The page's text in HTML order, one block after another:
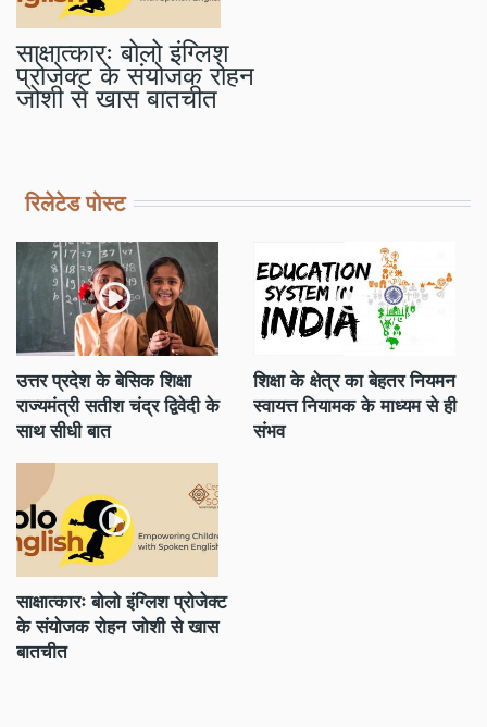
साक्षात्कारः बोलो इंग्लिश
प्रोजेक्ट के संयोजक रोहन
जोशी से खास बातचीत
रिलेटेड पोस्ट
उत्तर प्रदेश के बेसिक शिक्षा
राज्यमंत्री सतीश चंद्र द्विवेदी के
साथ सीधी बात
शिक्षा के क्षेत्र का बेहतर नियमन
स्वायत्त नियामक के माध्यम से ही
संभव
साक्षात्कारः बोलो इंग्लिश प्रोजेक्ट
के संयोजक रोहन जोशी से खास
बातचीत